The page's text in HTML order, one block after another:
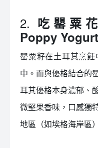
2. 吃罌粟
Poppy Yogurt
罌粟籽在土耳其烹
中。而與優格結合的
耳其優格本身濃郁、
微堅果香味，口感獨
地區（如埃格海岸區